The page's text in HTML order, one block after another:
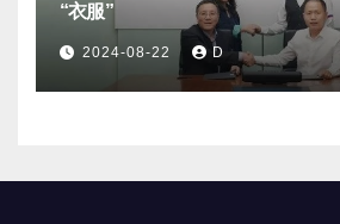
“衣服”
2024-08-22 D